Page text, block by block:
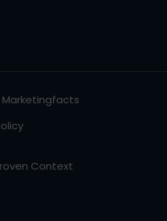
Marketingfacts
Context